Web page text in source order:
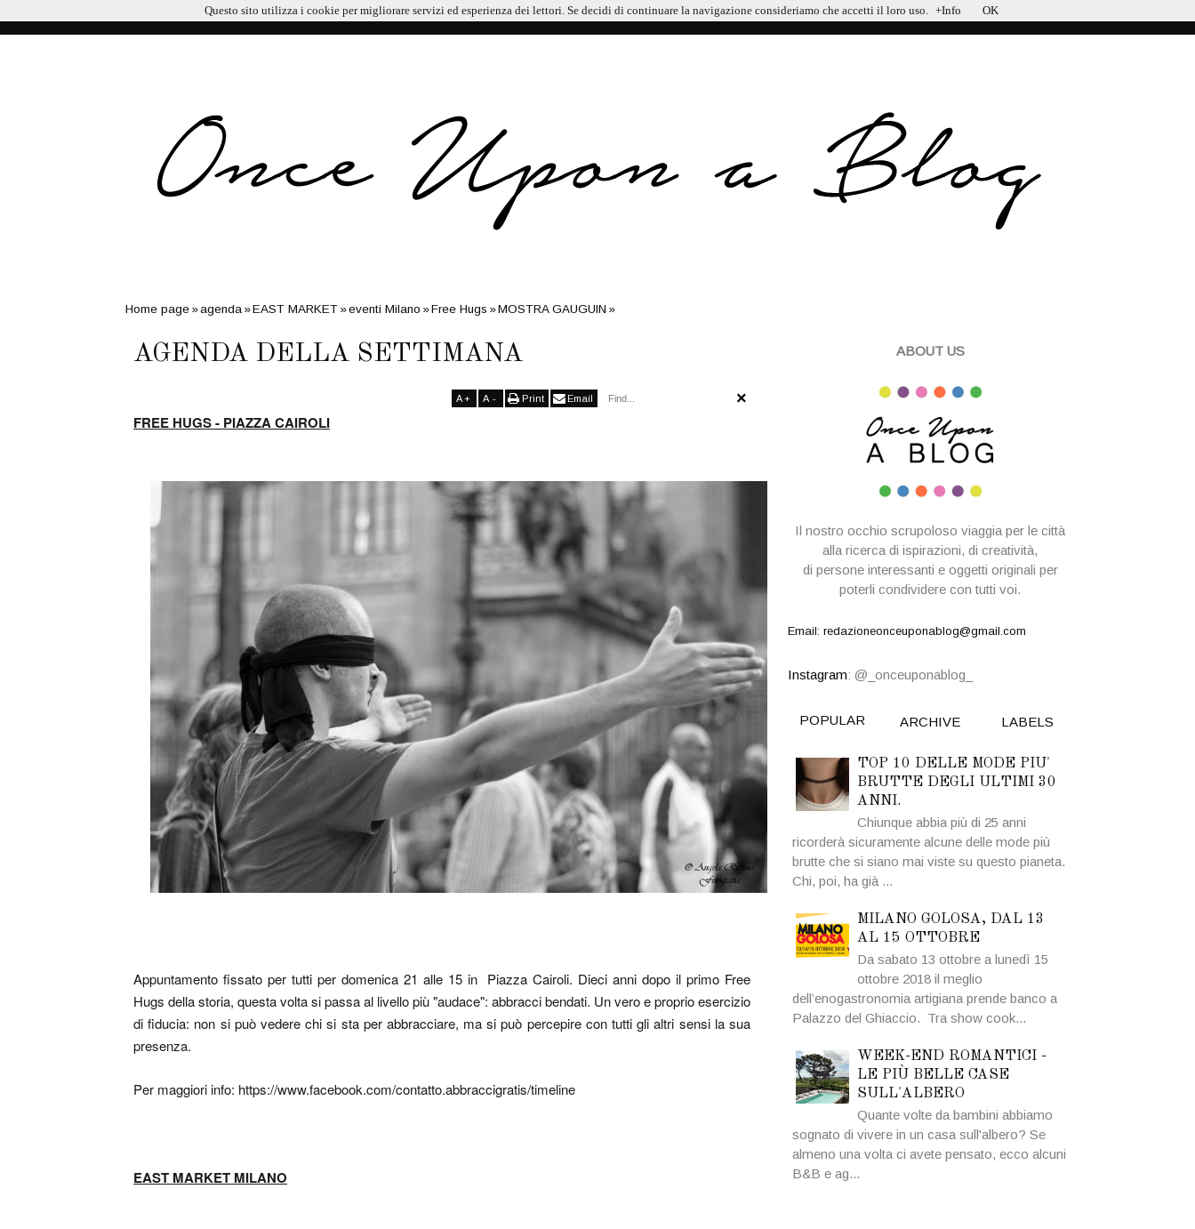
4:48 PM RISTORANTI ITALIANI PREMIATI NEI TRIPADVISOR AWARDS 2024
Home page »agenda »EAST MARKET »eventi Milano »Free Hugs »MOSTRA GAUGUIN »
AGENDA DELLA SETTIMANA
A+ A - Print Email
FREE HUGS - PIAZZA CAIROLI
Appuntamento fissato per tutti per domenica 21 alle 15 in Piazza Cairoli. Dieci anni dopo il primo Free
Hugs della storia, questa volta si passa al livello più "audace": abbracci bendati. Un vero e proprio esercizio
di fiducia: non si può vedere chi si sta per abbracciare, ma si può percepire con tutti gli altri sensi la sua
presenza.
Per maggiori info: https://www.facebook.com/contatto.abbraccigratis/timeline
EAST MARKET MILANO
ABOUT US
Il nostro occhio scrupoloso viaggia per le città
alla ricerca di ispirazioni, di creatività,
di persone interessanti e oggetti originali per
poterli condividere con tutti voi.
Email: redazioneonceuponablog@gmail.com
Instagram: @_onceuponablog_
POPULAR ARCHIVE LABELS
TOP 10 DELLE MODE PIU'
BRUTTE DEGLI ULTIMI 30
ANNI.
Chiunque abbia più di 25 anni
ricorderà sicuramente alcune delle mode più
brutte che si siano mai viste su questo pianeta.
Chi, poi, ha già ...
MILANO GOLOSA, DAL 13
AL 15 OTTOBRE
Da sabato 13 ottobre a lunedì 15
ottobre 2018 il meglio
dell’enogastronomia artigiana prende banco a
Palazzo del Ghiaccio. Tra show cook...
WEEK-END ROMANTICI -
LE PIÙ BELLE CASE
SULL'ALBERO
Quante volte da bambini abbiamo
sognato di vivere in un casa sull'albero? Se
almeno una volta ci avete pensato, ecco alcuni
B&B e ag...
Questo sito utilizza i cookie per migliorare servizi ed esperienza dei lettori. Se decidi di continuare la navigazione consideriamo che accetti il loro uso. +Info OK